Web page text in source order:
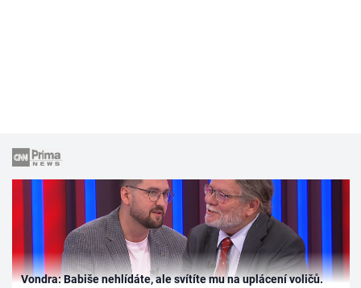
Vondra: Babiše nehlídáte, ale svítíte mu na uplácení voličů.